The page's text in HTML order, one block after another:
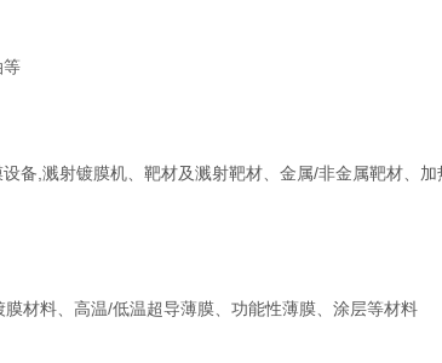
等
备,溅射镀膜机、靶材及溅射靶材、金属/非金属靶材、加
材料、高温/低温超导薄膜、功能性薄膜、涂层等材料